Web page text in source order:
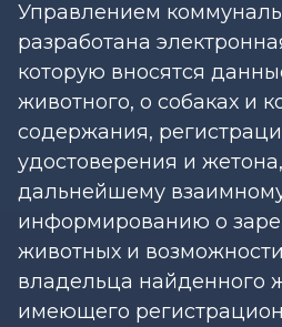
Управлением
разработана
которую вносятся
животного, о собаках и
содержания,
удостоверения и
дальнейшему
информированию о
животных и
владельца найденного
имеющего